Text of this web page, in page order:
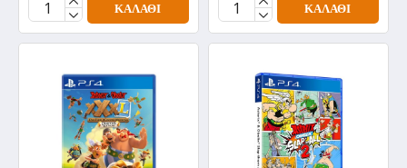
ΚΑΛΆΘΙ ΚΑΛΆΘΙ